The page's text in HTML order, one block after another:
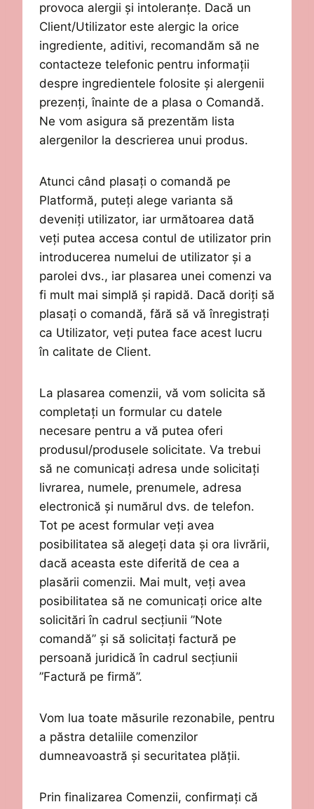
provoca alergii și intoleranțe. Dacă un
Client/Utilizator este alergic la orice
ingrediente, aditivi, recomandăm să ne
contacteze telefonic pentru informații
despre ingredientele folosite și alergenii
prezenți, înainte de a plasa o Comandă.
Ne vom asigura să prezentăm lista
alergenilor la descrierea unui produs.
Atunci când plasați o comandă pe
Platformă, puteți alege varianta să
deveniți utilizator, iar următoarea dată
veți putea accesa contul de utilizator prin
introducerea numelui de utilizator și a
parolei dvs., iar plasarea unei comenzi va
fi mult mai simplă și rapidă. Dacă doriți să
plasați o comandă, fără să vă înregistrați
ca Utilizator, veți putea face acest lucru
în calitate de Client.
La plasarea comenzii, vă vom solicita să
completați un formular cu datele
necesare pentru a vă putea oferi
produsul/produsele solicitate. Va trebui
să ne comunicați adresa unde solicitați
livrarea, numele, prenumele, adresa
electronică și numărul dvs. de telefon.
Tot pe acest formular veți avea
posibilitatea să alegeți data și ora livrării,
dacă aceasta este diferită de cea a
plasării comenzii. Mai mult, veți avea
posibilitatea să ne comunicați orice alte
solicitări în cadrul secțiunii ”Note
comandă” și să solicitați factură pe
persoană juridică în cadrul secțiunii
”Factură pe firmă”.
Vom lua toate măsurile rezonabile, pentru
a păstra detaliile comenzilor
dumneavoastră și securitatea plății.
Prin finalizarea Comenzii, confirmați că